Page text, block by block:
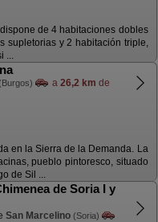
de 4 habitaciones dobles
supletorias y 2 habitación triple,
...
a 26,2 km de
en la Sierra de la Demanda. La
pueblo pintoresco, situado
de Sil ...
de Soria I y
San Marcelino (Soria)